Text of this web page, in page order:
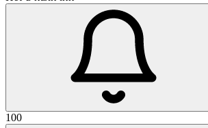
100